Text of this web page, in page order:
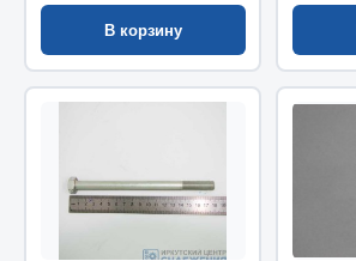
Лента конвейерная
Манжеты
Рукава высокого давления
Показать ещё
В корзину